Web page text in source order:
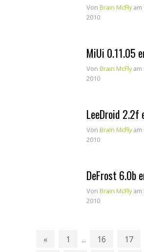
Von Brain McFly
2010
MiUi 0.11.05
Von Brain McFly
2010
LeeDroid 2.2f
Von Brain McFly
2010
DeFrost 6.0b
Von Brain McFly
2010
« 1 ... 16 17